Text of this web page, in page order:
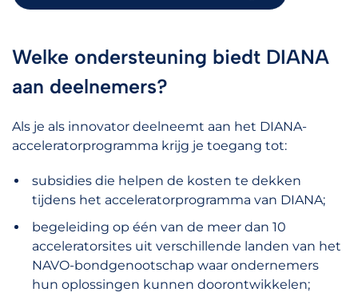
Welke ondersteuning biedt DIANA
aan deelnemers?
Als je als innovator deelneemt aan het DIANA-
acceleratorprogramma krijg je toegang tot:
subsidies die helpen de kosten te dekken
tijdens het acceleratorprogramma van DIANA;
begeleiding op één van de meer dan 10
acceleratorsites uit verschillende landen van het
NAVO-bondgenootschap waar ondernemers
hun oplossingen kunnen doorontwikkelen;